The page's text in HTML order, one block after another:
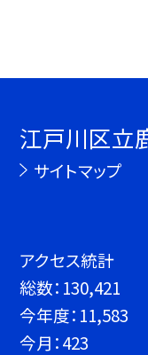
江戸川区立
サイトマップ
アクセス統計
総数： 130,421
今年度： 11,583
今月：423